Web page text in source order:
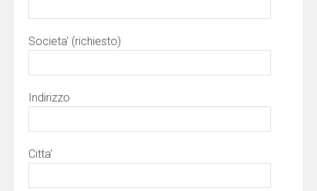
Societa' (richiesto)
Indirizzo
Citta'